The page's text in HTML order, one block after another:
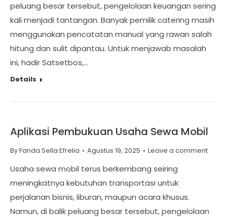
peluang besar tersebut, pengelolaan keuangan sering
kali menjadi tantangan. Banyak pemilik catering masih
menggunakan pencatatan manual yang rawan salah
hitung dan sulit dipantau. Untuk menjawab masalah
ini, hadir Satsetbos,…
Details
Aplikasi Pembukuan Usaha Sewa Mobil
ByFanda Sella Efrelia Agustus 19, 2025 Leave a comment
Usaha sewa mobil terus berkembang seiring
meningkatnya kebutuhan transportasi untuk
perjalanan bisnis, liburan, maupun acara khusus.
Namun, di balik peluang besar tersebut, pengelolaan